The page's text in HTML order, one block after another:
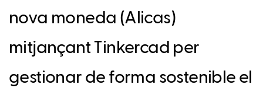
nova moneda (Alicas)
mitjançant Tinkercad per
gestionar de forma sostenible el